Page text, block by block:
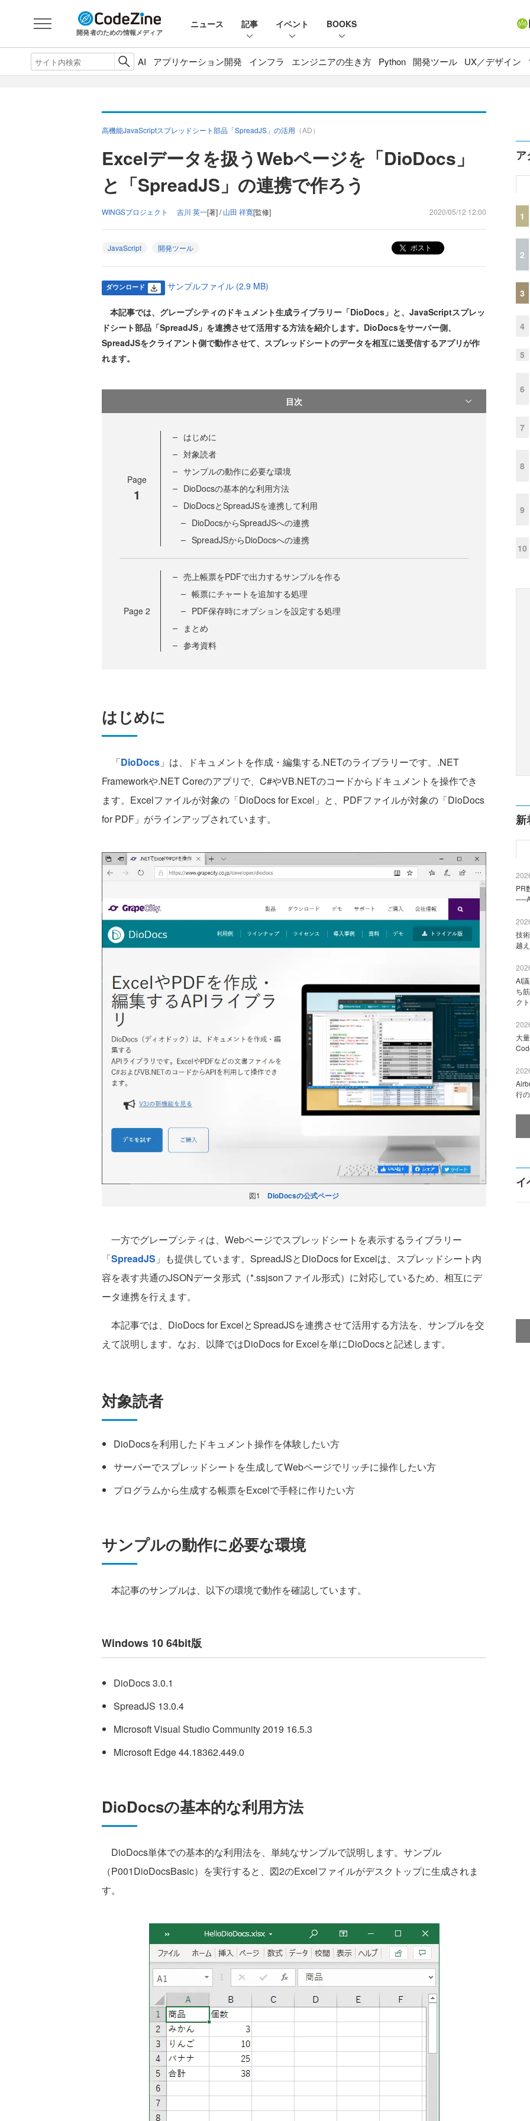
開発者のための情報メディア
ニュース 記事 イベント BOOKS
AI アプリケーション開発 インフラ エンジニアの生き方 Python 開発ツール UX／デザイン
高機能JavaScriptスプレッドシート部品「SpreadJS」の活用 （AD）
Excelデータを扱うWebページを「DioDocs」
と「SpreadJS」の連携で作ろう
WINGSプロジェクト 吉川 英一[著] /山田 祥寛[監修] 2020/05/12 12:00
JavaScript 開発ツール ポスト
ダウンロード サンプルファイル (2.9 MB)
本記事では、グレープシティのドキュメント生成ライブラリー「DioDocs」と、JavaScriptスプレッ
ドシート部品「SpreadJS」を連携させて活用する方法を紹介します。DioDocsをサーバー側、
SpreadJSをクライアント側で動作させて、スプレッドシートのデータを相互に送受信するアプリが作
れます。
目次
Page
1
はじめに
対象読者
サンプルの動作に必要な環境
DioDocsの基本的な利用方法
DioDocsとSpreadJSを連携して利用
DioDocsからSpreadJSへの連携
SpreadJSからDioDocsへの連携
Page 2
売上帳票をPDFで出力するサンプルを作る
帳票にチャートを追加する処理
PDF保存時にオプションを設定する処理
まとめ
参考資料
はじめに
「DioDocs 」は、ドキュメントを作成・編集する.NETのライブラリーです。.NET
Frameworkや.NET Coreのアプリで、C#やVB.NETのコードからドキュメントを操作でき
ます。Excelファイルが対象の「DioDocs for Excel」と、PDFファイルが対象の「DioDocs
for PDF」がラインアップされています。
図1 DioDocsの公式ページ
一方でグレープシティは、Webページでスプレッドシートを表示するライブラリー
「SpreadJS 」も提供しています。SpreadJSとDioDocs for Excelは、スプレッドシート内
容を表す共通のJSONデータ形式（*.ssjsonファイル形式）に対応しているため、相互にデ
ータ連携を行えます。
本記事では、DioDocs for ExcelとSpreadJSを連携させて活用する方法を、サンプルを交
えて説明します。なお、以降ではDioDocs for Excelを単にDioDocsと記述します。
対象読者
DioDocsを利用したドキュメント操作を体験したい方
サーバーでスプレッドシートを生成してWebページでリッチに操作したい方
プログラムから生成する帳票をExcelで手軽に作りたい方
サンプルの動作に必要な環境
本記事のサンプルは、以下の環境で動作を確認しています。
Windows 10 64bit版
DioDocs 3.0.1
SpreadJS 13.0.4
Microsoft Visual Studio Community 2019 16.5.3
Microsoft Edge 44.18362.449.0
DioDocsの基本的な利用方法
DioDocs単体での基本的な利用法を、単純なサンプルで説明します。サンプル
（P001DioDocsBasic）を実行すると、図2のExcelファイルがデスクトップに生成されま
す。
ア
1
2
3
4
5
6
7
8
9
10
新
PR
技
越
AI
ち
ク
大
行
イ